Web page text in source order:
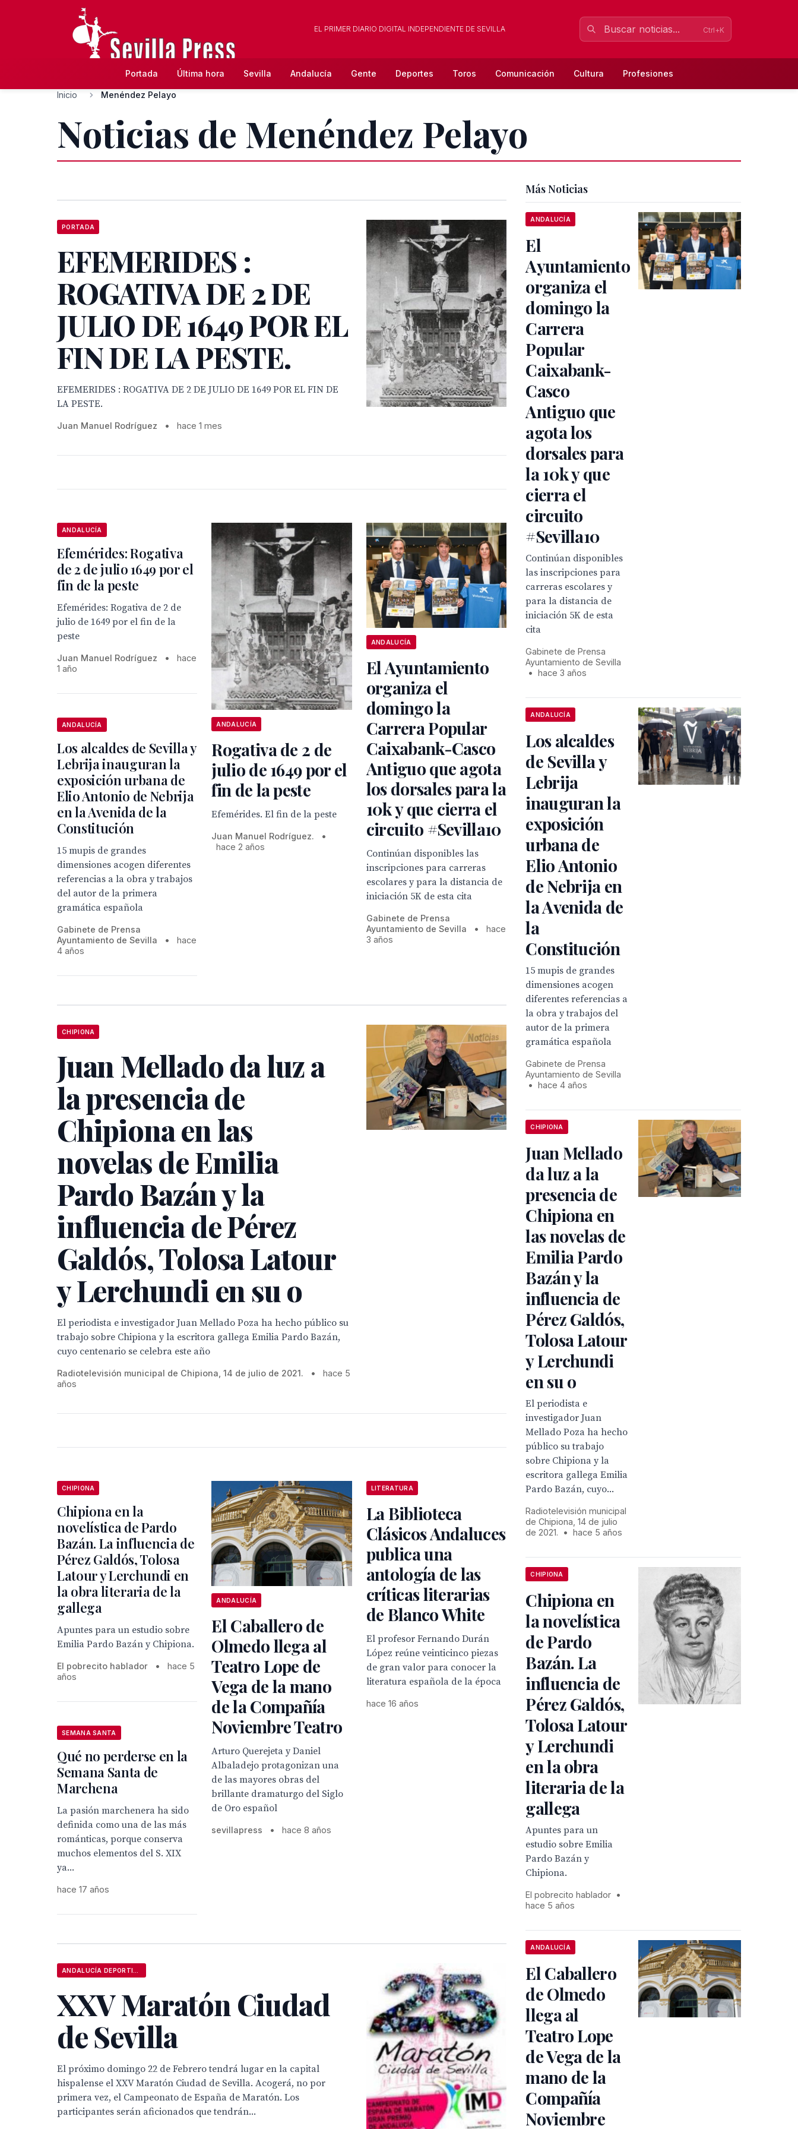
EL PRIMER DIARIO DIGITAL INDEPENDIENTE DE SEVILLA Ctrl+K
Portada Última hora Sevilla Andalucía Gente Deportes Toros Comunicación Cultura Profesiones
Inicio Menéndez Pelayo
Noticias de Menéndez Pelayo
PORTADA
EFEMERIDES :
ROGATIVA DE 2 DE
JULIO DE 1649 POR EL
FIN DE LA PESTE.
EFEMERIDES : ROGATIVA DE 2 DE JULIO DE 1649 POR EL FIN DE
LA PESTE.
Juan Manuel Rodríguez • hace 1 mes
ANDALUCÍA
Efemérides: Rogativa
de 2 de julio 1649 por el
fin de la peste
Efemérides: Rogativa de 2 de
julio de 1649 por el fin de la
peste
Juan Manuel Rodríguez •
hace
1 año
ANDALUCÍA
Rogativa de 2 de
julio de 1649 por el
fin de la peste
Efemérides. El fin de la peste
Juan Manuel Rodríguez.
•
hace 2 años
ANDALUCÍA
El Ayuntamiento
organiza el
domingo la
Carrera Popular
Caixabank-Casco
Antiguo que agota
los dorsales para la
10k y que cierra el
circuito #Sevilla10
Continúan disponibles las
inscripciones para carreras
escolares y para la distancia de
iniciación 5K de esta cita
Gabinete de Prensa
Ayuntamiento de Sevilla
•
hace
3 años
ANDALUCÍA
Los alcaldes de Sevilla y
Lebrija inauguran la
exposición urbana de
Elio Antonio de Nebrija
en la Avenida de la
Constitución
15 mupis de grandes
dimensiones acogen diferentes
referencias a la obra y trabajos
del autor de la primera
gramática española
Gabinete de Prensa
Ayuntamiento de Sevilla
•
hace
4 años
CHIPIONA
Juan Mellado da luz a
la presencia de
Chipiona en las
novelas de Emilia
Pardo Bazán y la
influencia de Pérez
Galdós, Tolosa Latour
y Lerchundi en su o
El periodista e investigador Juan Mellado Poza ha hecho público su
trabajo sobre Chipiona y la escritora gallega Emilia Pardo Bazán,
cuyo centenario se celebra este año
Radiotelevisión municipal de Chipiona, 14 de julio de 2021. •
hace 5
años
CHIPIONA
Chipiona en la
novelística de Pardo
Bazán. La influencia de
Pérez Galdós, Tolosa
Latour y Lerchundi en
la obra literaria de la
gallega
Apuntes para un estudio sobre
Emilia Pardo Bazán y Chipiona.
El pobrecito hablador •
hace 5
años
ANDALUCÍA
El Caballero de
Olmedo llega al
Teatro Lope de
Vega de la mano
de la Compañía
Noviembre Teatro
Arturo Querejeta y Daniel
Albaladejo protagonizan una
de las mayores obras del
brillante dramaturgo del Siglo
de Oro español
sevillapress • hace 8 años
LITERATURA
La Biblioteca
Clásicos Andaluces
publica una
antología de las
críticas literarias
de Blanco White
El profesor Fernando Durán
López reúne veinticinco piezas
de gran valor para conocer la
literatura española de la época
hace 16 años
SEMANA SANTA
Qué no perderse en la
Semana Santa de
Marchena
La pasión marchenera ha sido
definida como una de las más
románticas, porque conserva
muchos elementos del S. XIX
ya...
hace 17 años
XXV Maratón Ciudad
de Sevilla
El próximo domingo 22 de Febrero tendrá lugar en la capital
hispalense el XXV Maratón Ciudad de Sevilla. Acogerá, no por
primera vez, el Campeonato de España de Maratón. Los
participantes serán aficionados que tendrán...
Más Noticias
ANDALUCÍA
El
Ayuntamiento
organiza el
domingo la
Carrera
Popular
Caixabank-
Casco
Antiguo que
agota los
dorsales para
la 10k y que
cierra el
circuito
#Sevilla10
Continúan disponibles
las inscripciones para
carreras escolares y
para la distancia de
iniciación 5K de esta
cita
Gabinete de Prensa
Ayuntamiento de Sevilla
•
hace 3 años
ANDALUCÍA
Los alcaldes
de Sevilla y
Lebrija
inauguran la
exposición
urbana de
Elio Antonio
de Nebrija en
la Avenida de
la
Constitución
15 mupis de grandes
dimensiones acogen
diferentes referencias a
la obra y trabajos del
autor de la primera
gramática española
Gabinete de Prensa
Ayuntamiento de Sevilla
•
hace 4 años
CHIPIONA
Juan Mellado
da luz a la
presencia de
Chipiona en
las novelas de
Emilia Pardo
Bazán y la
influencia de
Pérez Galdós,
Tolosa Latour
y Lerchundi
en su o
El periodista e
investigador Juan
Mellado Poza ha hecho
público su trabajo
sobre Chipiona y la
escritora gallega Emilia
Pardo Bazán, cuyo...
Radiotelevisión municipal
de Chipiona, 14 de julio
de 2021.
• hace 5 años
CHIPIONA
Chipiona en
la novelística
de Pardo
Bazán. La
influencia de
Pérez Galdós,
Tolosa Latour
y Lerchundi
en la obra
literaria de la
gallega
Apuntes para un
estudio sobre Emilia
Pardo Bazán y
Chipiona.
El pobrecito hablador •
hace 5 años
ANDALUCÍA
El Caballero
de Olmedo
llega al
Teatro Lope
de Vega de la
mano de la
Compañía
Noviembre